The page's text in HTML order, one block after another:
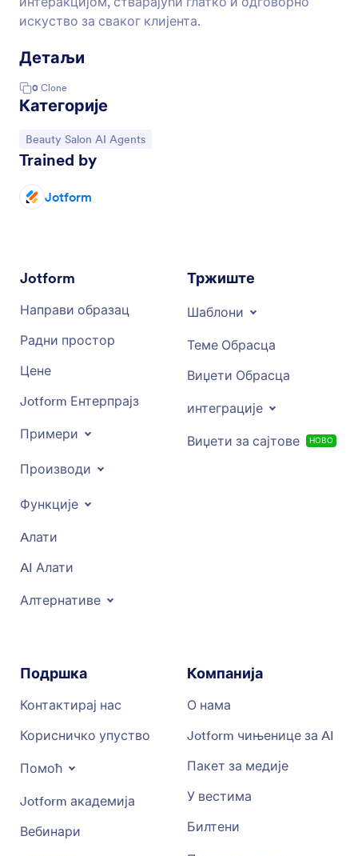
искуство за сваког клијента.
Детаљи
0 Clone
Категорије
Иди на категорију:
Beauty Salon AI Agents
Trained by
Jotform
Jotform
Направи образац
Радни простор
Цене
Jotform Ентерпрајз
Примери
Производи
Функције
Aлати
AI Алати
Алтернативе
Тржиште
Шаблони
Теме Обрасца
Виџети Обрасца
интеграције
Виџети за сајтове НОВО
Подршка
Контактирај нас
Корисничко упуство
Помоћ
Jotform академија
Вебинари
Компанија
О нама
Jotform чињенице за AI
Пакет за медије
У вестима
Билтени